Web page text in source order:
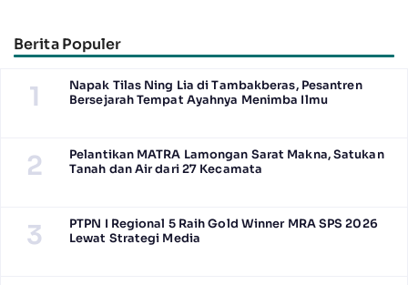
Berita Populer
1
Napak Tilas Ning Lia di Tambakberas, Pesantren
Bersejarah Tempat Ayahnya Menimba Ilmu
2
Pelantikan MATRA Lamongan Sarat Makna, Satukan
Tanah dan Air dari 27 Kecamata
3
PTPN I Regional 5 Raih Gold Winner MRA SPS 2026
Lewat Strategi Media